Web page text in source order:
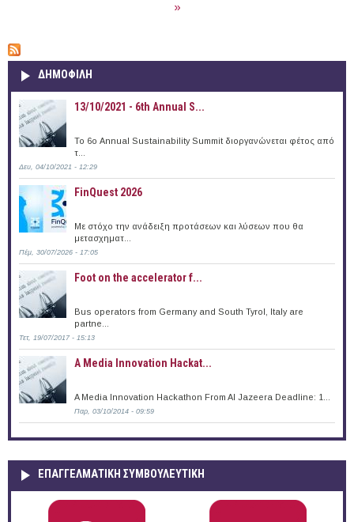
»
ΔΗΜΟΦΙΛΗ
13/10/2021 - 6th Annual S...
To 6ο Annual Sustainability Summit διοργανώνεται φέτος από
τ...
Δευ, 04/10/2021 - 12:29
FinQuest 2026
Με στόχο την ανάδειξη προτάσεων και λύσεων που θα
μετασχηματ...
Πέμ, 30/07/2026 - 17:05
Foot on the accelerator f...
Bus operators from Germany and South Tyrol, Italy are
partne...
Τετ, 19/07/2017 - 15:13
A Media Innovation Hackat...
A Media Innovation Hackathon From Al Jazeera Deadline: 1...
Παρ, 03/10/2014 - 09:59
ΕΠΑΓΓΕΛΜΑΤΙΚΉ ΣΥΜΒΟΥΛΕΥΤΙΚΉ